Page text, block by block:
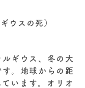
ウスの死）
ギウス、冬の大
。地球からの距
います。オリオ